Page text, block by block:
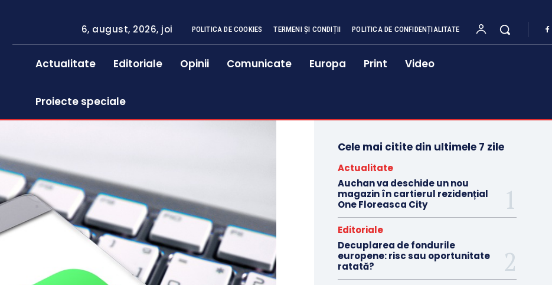
6, august, 2026, joi POLITICA DE COOKIES TERMENI ȘI CONDIȚII POLITICA DE CONFIDENȚIALITATE
Actualitate Editoriale Opinii Comunicate Europa Print Video
Proiecte speciale
Cele mai citite din ultimele 7 zile
Actualitate
Auchan va deschide un nou
magazin în cartierul rezidențial
One Floreasca City
Editoriale
Decuplarea de fondurile
europene: risc sau oportunitate
ratată?